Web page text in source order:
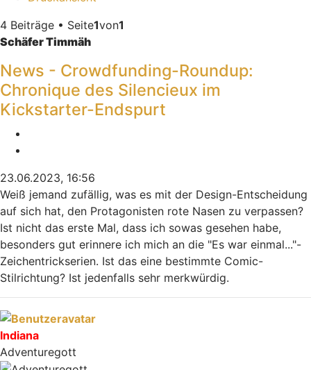
4 Beiträge • Seite1von1
Schäfer Timmäh
News - Crowdfunding-Roundup:
Chronique des Silencieux im
Kickstarter-Endspurt
23.06.2023, 16:56
Weiß jemand zufällig, was es mit der Design-Entscheidung
auf sich hat, den Protagonisten rote Nasen zu verpassen?
Ist nicht das erste Mal, dass ich sowas gesehen habe,
besonders gut erinnere ich mich an die "Es war einmal..."-
Zeichentrickserien. Ist das eine bestimmte Comic-
Stilrichtung? Ist jedenfalls sehr merkwürdig.
Nach oben
Indiana
Adventuregott